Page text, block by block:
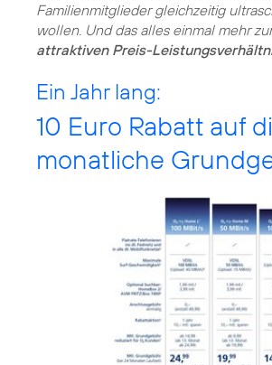
Familienmitglieder gleichzeitig
wollen. Und das alles einmal mehr
attraktiven Preis-
Ein Jahr lang:
10 Euro Rabatt auf
monatliche